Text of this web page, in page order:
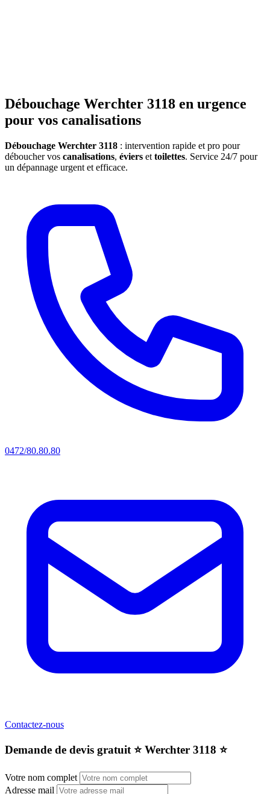
Débouchage Werchter 3118 en urgence
pour vos canalisations
Débouchage Werchter 3118 : intervention rapide et pro pour
déboucher vos canalisations, éviers et toilettes. Service 24/7 pour
un dépannage urgent et efficace.
0472/80.80.80
Contactez-nous
Demande de devis gratuit ⭐️ Werchter 3118 ⭐️
Votre nom complet
Adresse mail